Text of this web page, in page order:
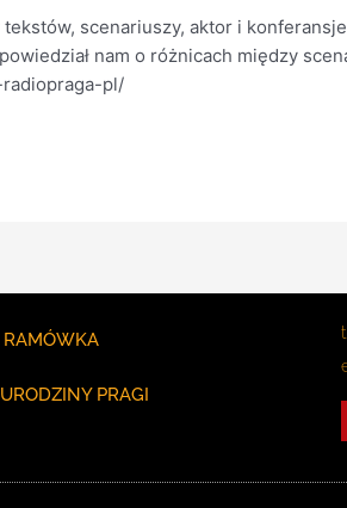
scenariuszy, aktor i
nam o różnicach między
pl/
RAMÓWKA
PRAGI